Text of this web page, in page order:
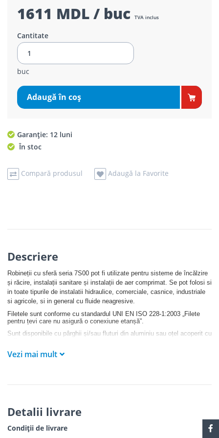
1611 MDL / buc TVA inclus
Cantitate
buc
Adaugă în coş
Garanție: 12 luni
În stoc
Compară produsul Adaugă la Favorite
Descriere
Robineții cu sferă seria 7S00 pot fi utilizate pentru sisteme de încălzire
și răcire, instalații sanitare și instalații de aer comprimat. Se pot folosi si
in toate tipurile de instalatii hidraulice, comerciale, casnice, industriale
si agricole, si in general cu fluide neagresive.
Filetele sunt conforme cu standardul UNI EN ISO 228-1:2003 „Filete
pentru țevi care nu asigură o conexiune etanșă”.
Sunt disponibile cu pârghii și/sau fluturi din aluminiu sau oțel acoperit cu
Vezi mai mult
Detalii livrare
Condiții de livrare